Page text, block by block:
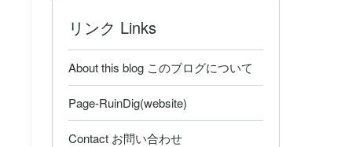
リンク Links
About this blog このブログについて
Page-RuinDig(website)
Contact お問い合わせ